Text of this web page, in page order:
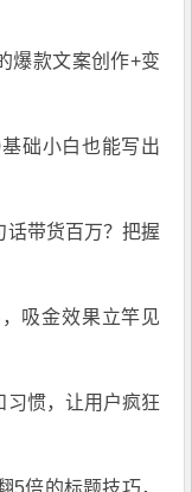
爆款文案创作+变
础小白也能写出
话带货百万？把握
吸金效果立竿见
习惯，让用户疯狂